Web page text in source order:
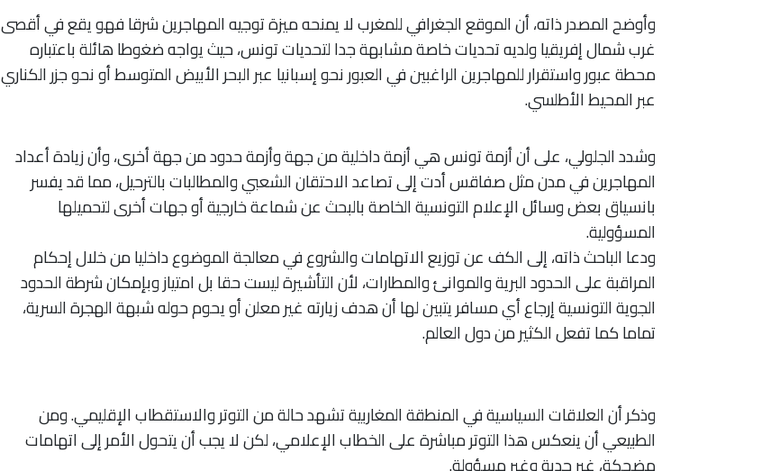
وأوضح المصدر ذاته، أن الموقع الجغرافي للمغرب لا يمنحه ميزة توجيه المهاجرين شرقا فهو يقع في أقصى
غرب شمال إفريقيا ولديه تحديات خاصة مشابهة جدا لتحديات تونس، حيث يواجه ضغوطا هائلة باعتباره
محطة عبور واستقرار للمهاجرين الراغبين في العبور نحو إسبانيا عبر البحر الأبيض المتوسط أو نحو جزر الكناري
عبر المحيط الأطلسي.
وشدد الجلولي، على أن أزمة تونس هي أزمة داخلية من جهة وأزمة حدود من جهة أخرى، وأن زيادة أعداد
المهاجرين في مدن مثل صفاقس أدت إلى تصاعد الاحتقان الشعبي والمطالبات بالترحيل، مما قد يفسر
بانسياق بعض وسائل الإعلام التونسية الخاصة بالبحث عن شماعة خارجية أو جهات أخرى لتحميلها
المسؤولية.
ودعا الباحث ذاته، إلى الكف عن توزيع الاتهامات والشروع في معالجة الموضوع داخليا من خلال إحكام
المراقبة على الحدود البرية والموانئ والمطارات، لأن التأشيرة ليست حقا بل امتياز وبإمكان شرطة الحدود
الجوية التونسية إرجاع أي مسافر يتبين لها أن هدف زيارته غير معلن أو يحوم حوله شبهة الهجرة السرية،
تماما كما تفعل الكثير من دول العالم.
وذكر أن العلاقات السياسية في المنطقة المغاربية تشهد حالة من التوتر والاستقطاب الإقليمي. ومن
الطبيعي أن ينعكس هذا التوتر مباشرة على الخطاب الإعلامي، لكن لا يجب أن يتحول الأمر إلى اتهامات